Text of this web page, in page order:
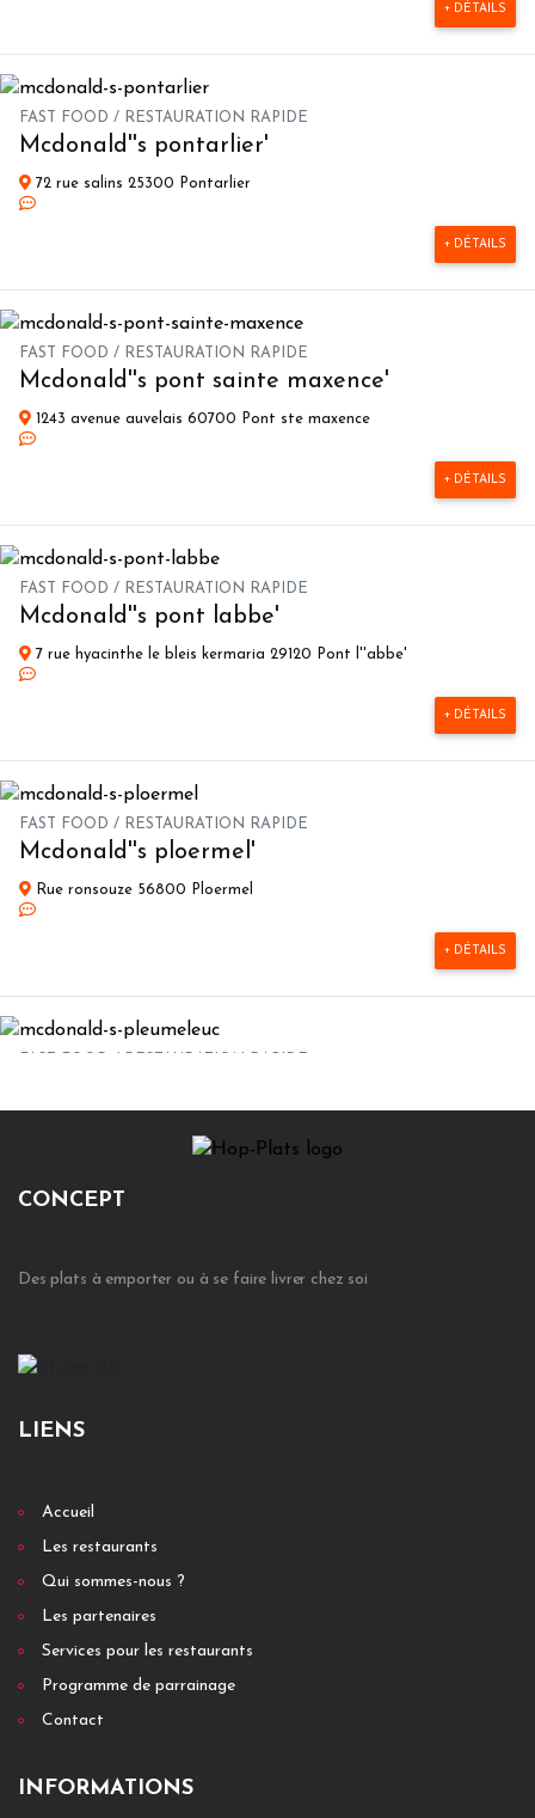
+ DÉTAILS
FAST FOOD / RESTAURATION RAPIDE
Mcdonald''s pontarlier'
72 rue salins 25300 Pontarlier
+ DÉTAILS
FAST FOOD / RESTAURATION RAPIDE
Mcdonald''s pont sainte maxence'
1243 avenue auvelais 60700 Pont ste maxence
+ DÉTAILS
FAST FOOD / RESTAURATION RAPIDE
Mcdonald''s pont labbe'
7 rue hyacinthe le bleis kermaria 29120 Pont l''abbe'
+ DÉTAILS
FAST FOOD / RESTAURATION RAPIDE
Mcdonald''s ploermel'
Rue ronsouze 56800 Ploermel
+ DÉTAILS
32 route toulouse 31830 Plaisance du touch
Mcdonald''s peyrehorade'
Mcdonald''s pau sud'
CONCEPT
Des plats à emporter ou à se faire livrer chez soi
LIENS
Accueil
Les restaurants
Qui sommes-nous ?
Les partenaires
Services pour les restaurants
Programme de parrainage
Contact
INFORMATIONS